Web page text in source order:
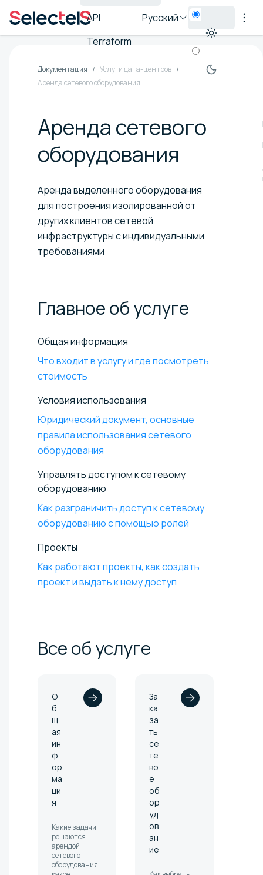
API
Terraform
Русский
Документация
Услуги дата-центров
Аренда сетевого оборудования
Аренда сетевого
оборудования
Аренда выделенного оборудования
для построения изолированной от
других клиентов сетевой
инфраструктуры с индивидуальными
требованиями
Главное обуслуге
Общая информация
Что входит в услугу и где посмотреть
стоимость
Условия использования
Юридический документ, основные
правила использования сетевого
оборудования
Управлять доступом к сетевому
оборудованию
Как разграничить доступ к сетевому
оборудованию с помощью ролей
Проекты
Как работают проекты, как создать
проект и выдать к нему доступ
Все обуслуге
О
б
щ
ая
ин
ф
ор
ма
ци
я
Какие задачи
решаются
арендой
сетевого
оборудования,
За
ка
за
ть
се
те
во
е
об
ор
уд
ов
ан
ие